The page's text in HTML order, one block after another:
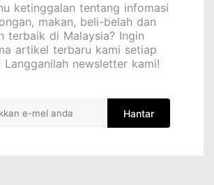
ketinggalan tentang infomasi
makan, beli-belah dan
terbaik di Malaysia? Ingin
artikel terbaru kami setiap
Langganilah newsletter kami!
Hantar